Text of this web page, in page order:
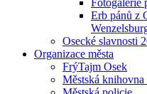
Fotogalerie
Erb pánů z
Osecké slavnosti
Organizace města
FrýTajm Osek
Městská knihovna